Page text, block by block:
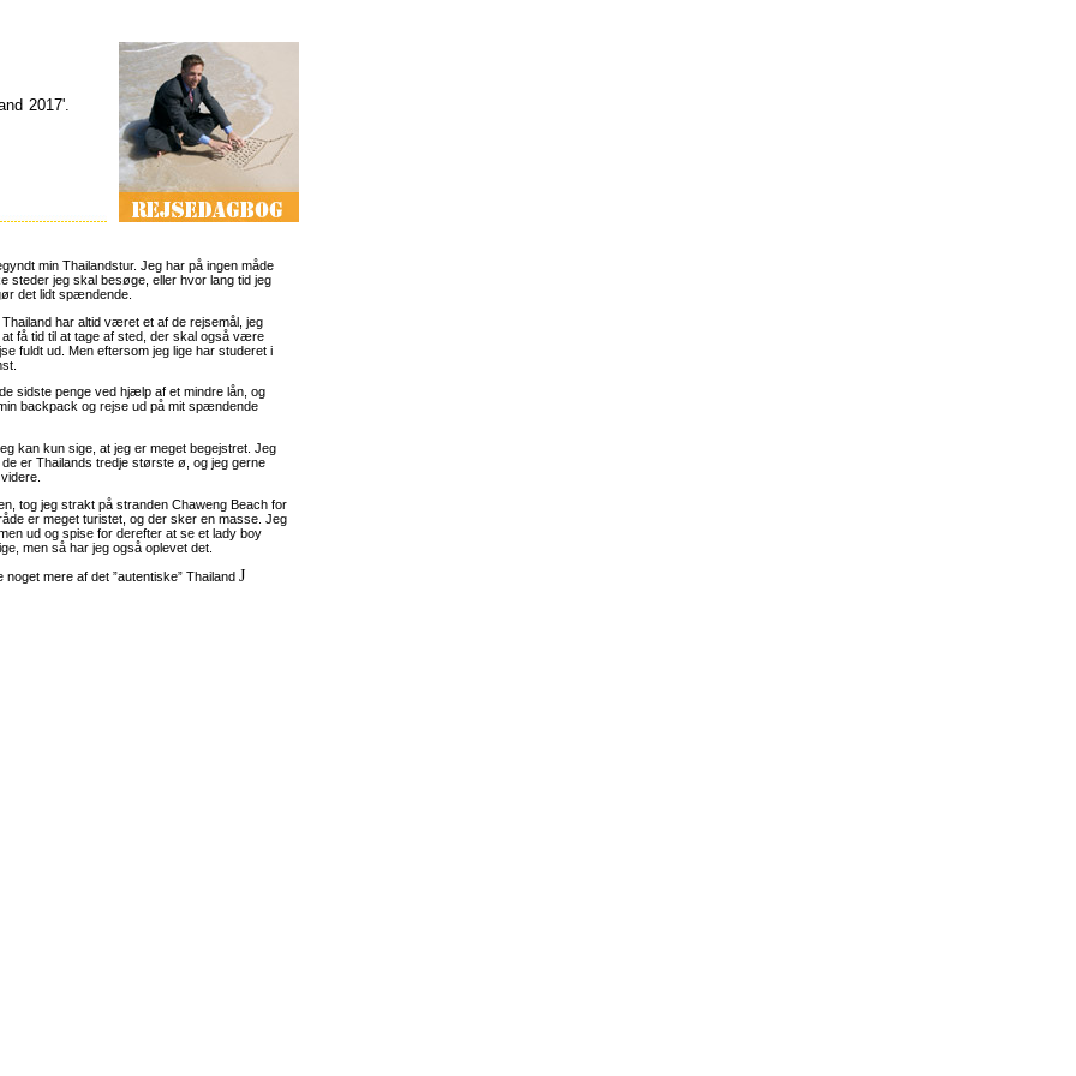
2017'.
min Thailandstur. Jeg har på ingen måde
steder jeg skal besøge, eller hvor lang tid jeg
det lidt spændende.
har altid været et af de rejsemål, jeg
få tid til at tage af sted, der skal også være
fuldt ud. Men eftersom jeg lige har studeret i
sidste penge ved hjælp af et mindre lån, og
backpack og rejse ud på mit spændende
kan kun sige, at jeg er meget begejstret. Jeg
er Thailands tredje største ø, og jeg gerne
tog jeg strakt på stranden Chaweng Beach for
er meget turistet, og der sker en masse. Jeg
ud og spise for derefter at se et lady boy
men så har jeg også oplevet det.
mere af det ”autentiske” Thailand J